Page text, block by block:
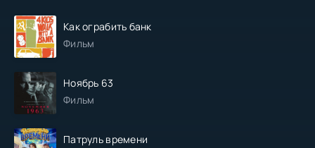
Как ограбить банк
Фильм
Ноябрь 63
Фильм
Патруль времени